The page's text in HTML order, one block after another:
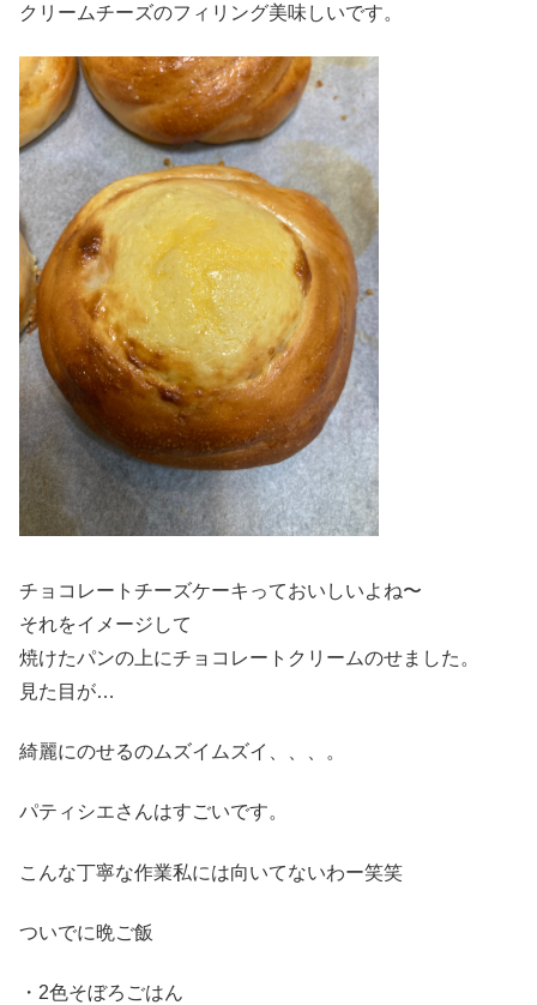
クリームチーズのフィリング美味しいです。
チョコレートチーズケーキっておいしいよね〜
それをイメージして
焼けたパンの上にチョコレートクリームのせました。
見た目が…
綺麗にのせるのムズイムズイ、、、。
パティシエさんはすごいです。
こんな丁寧な作業私には向いてないわー笑笑
ついでに晩ご飯
・2色そぼろごはん